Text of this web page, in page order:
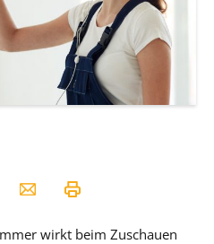
wirkt beim Zuschauen